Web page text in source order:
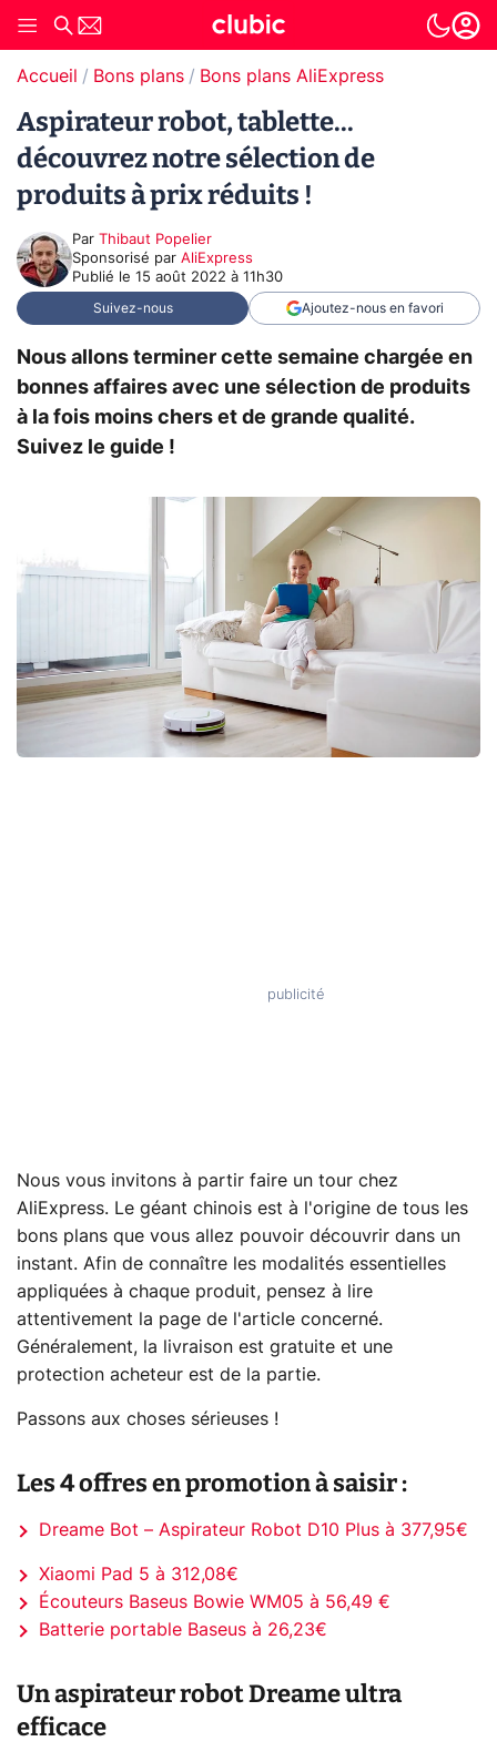
Accueil Bons plans Bons plans AliExpress
Aspirateur robot, tablette...
découvrez notre sélection de
produits à prix réduits !
Par Thibaut Popelier
sponsorisé par AliExpress
Publié le 15 août 2022 à 11h30
Suivez-nous Ajoutez-nous en favori
Nous allons terminer cette semaine chargée en
bonnes affaires avec une sélection de produits
à la fois moins chers et de grande qualité.
Suivez le guide !
Nous vous invitons à partir faire un tour chez
AliExpress. Le géant chinois est à l'origine de tous les
bons plans que vous allez pouvoir découvrir dans un
instant. Afin de connaître les modalités essentielles
appliquées à chaque produit, pensez à lire
attentivement la page de l'article concerné.
Généralement, la livraison est gratuite et une
protection acheteur est de la partie.
Passons aux choses sérieuses !
Les 4 offres en promotion à saisir :
Dreame Bot – Aspirateur Robot D10 Plus à 377,95€
Xiaomi Pad 5 à 312,08€
Écouteurs Baseus Bowie WM05 à 56,49 €
Batterie portable Baseus à 26,23€
Un aspirateur robot Dreame ultra
efficace